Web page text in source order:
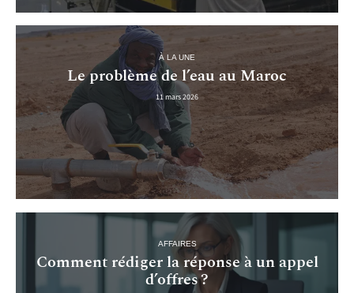
À LA UNE
Le problème de l’eau au Maroc
11 mars 2026
AFFAIRES
Comment rédiger la réponse à un appel
d’offres ?